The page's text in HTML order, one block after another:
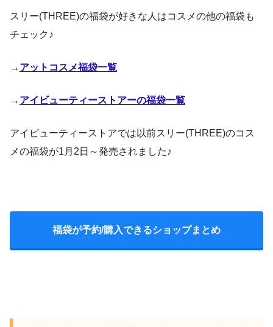
スリー(THREE)の福袋が好きな人はコスメの他の福袋も
チェック♪
→ アットコスメ福袋一覧
→ アイビューティーストアーの福袋一覧
アイビューティーストアでは以前スリー(THREE)のコス
メの福袋が1月2日～発売されました♪
福袋が予約/購入できるショップまとめ